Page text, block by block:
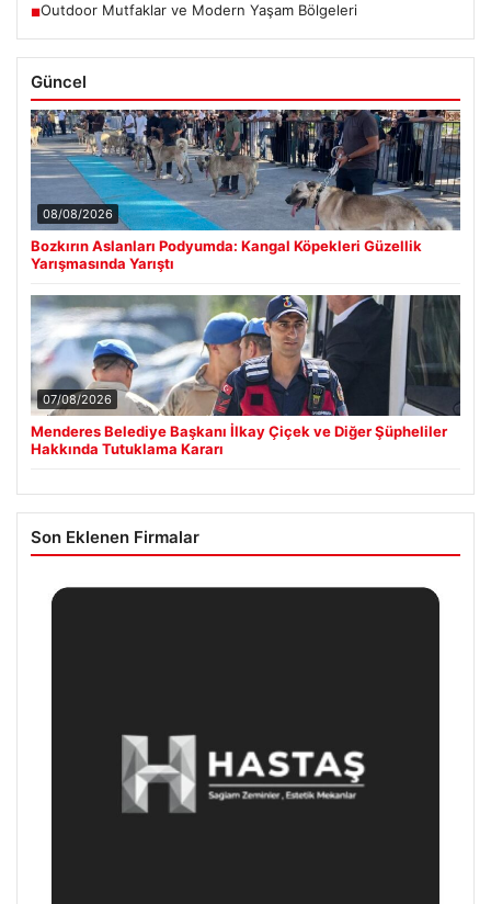
■Outdoor Mutfaklar ve Modern Yaşam Bölgeleri
Güncel
08/08/2026
Bozkırın Aslanları Podyumda: Kangal Köpekleri Güzellik
Yarışmasında Yarıştı
07/08/2026
Menderes Belediye Başkanı İlkay Çiçek ve Diğer Şüpheliler
Hakkında Tutuklama Kararı
Son Eklenen Firmalar